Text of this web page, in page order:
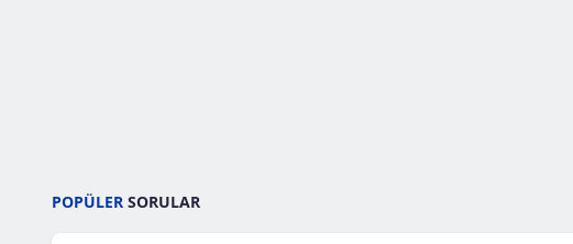
POPÜLER SORULAR